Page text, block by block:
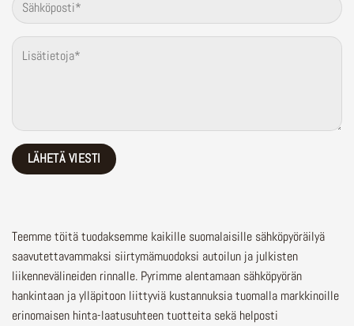
Teemme töitä tuodaksemme kaikille suomalaisille sähköpyöräilyä
saavutettavammaksi siirtymämuodoksi autoilun ja julkisten
liikennevälineiden rinnalle. Pyrimme alentamaan sähköpyörän
hankintaan ja ylläpitoon liittyviä kustannuksia tuomalla markkinoille
erinomaisen hinta-laatusuhteen tuotteita sekä helposti